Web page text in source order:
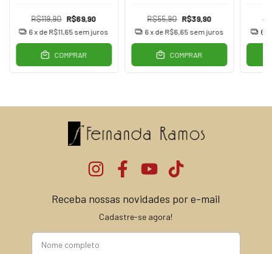
R$119,90 R$69,90
6x de R$11,65 sem juros
COMPRAR
R$55,90 R$39,90
6x de R$6,65 sem juros
COMPRAR
6
Receba nossas novidades por e-mail
Cadastre-se agora!